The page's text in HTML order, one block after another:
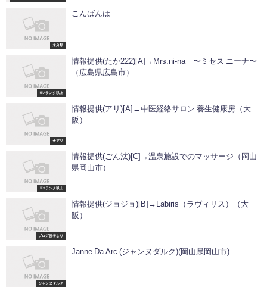
未分類
こんばんは
※Aランク以上
情報提供(たか222)[A]→Mrs.ni-na 〜ミセス ニーナ〜
（広島県広島市）
★アリ
情報提供(アリ)[A]→中医経絡サロン 養生健康房（大
阪）
※Sランク以上
情報提供(ごん汰)[C]→温泉施設でのマッサージ（岡山
県岡山市）
ブログ読者より
情報提供(ジョジョ)[B]→Labiris（ラヴィリス）（大
阪）
ジャンヌダルク
Janne Da Arc (ジャンヌダルク)(岡山県岡山市)